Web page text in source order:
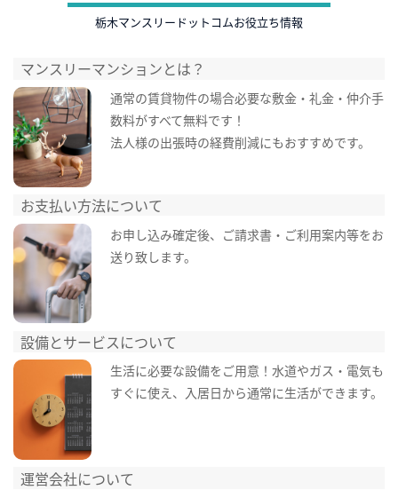
栃木マンスリードットコムお役立ち情報
マンスリーマンションとは？
通常の賃貸物件の場合必要な敷金・礼金・仲介手
数料がすべて無料です！
法人様の出張時の経費削減にもおすすめです。
お支払い方法について
お申し込み確定後、ご請求書・ご利用案内等をお
送り致します。
設備とサービスについて
生活に必要な設備をご用意！水道やガス・電気も
すぐに使え、入居日から通常に生活ができます。
運営会社について